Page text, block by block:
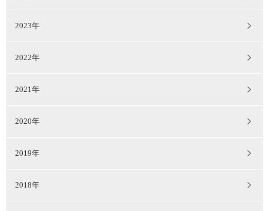
2023年
2022年
2021年
2020年
2019年
2018年